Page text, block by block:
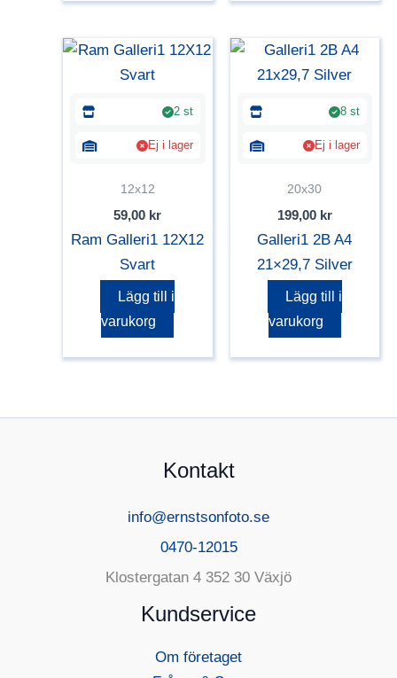
2 st
Ej i lager
12x12
59,00 kr
Ram Galleri1 12X12
Svart
Lägg till i
varukorg
8 st
Ej i lager
20x30
199,00 kr
Galleri1 2B A4
21×29,7 Silver
Lägg till i
varukorg
Kontakt
info@ernstsonfoto.se
0470-12015
Klostergatan 4 352 30 Växjö
Kundservice
Om företaget